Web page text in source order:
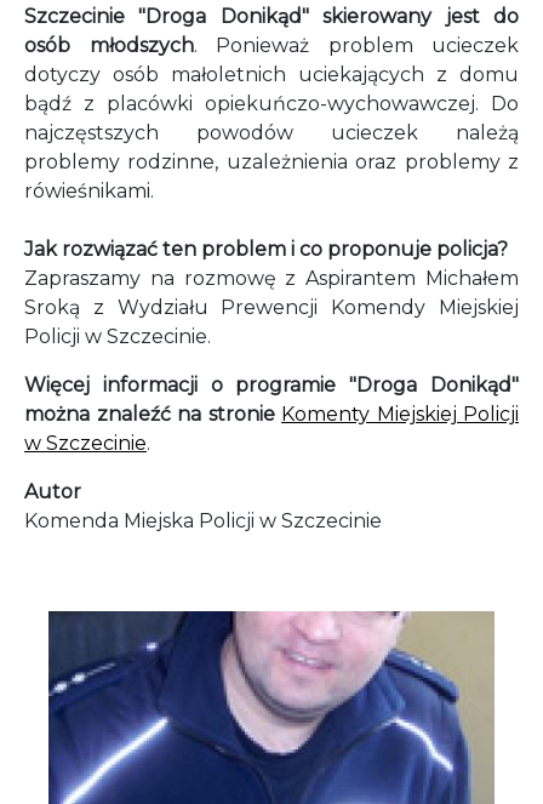
Szczecinie "Droga Donikąd" skierowany jest do
osób młodszych. Ponieważ problem ucieczek
dotyczy osób małoletnich uciekających z domu
bądź z placówki opiekuńczo-wychowawczej. Do
najczęstszych powodów ucieczek należą
problemy rodzinne, uzależnienia oraz problemy z
rówieśnikami.
Jak rozwiązać ten problem i co proponuje policja?
Zapraszamy na rozmowę z Aspirantem Michałem
Sroką z Wydziału Prewencji Komendy Miejskiej
Policji w Szczecinie.
Więcej informacji o programie "Droga Donikąd"
można znaleźć na stronie Komenty Miejskiej Policji
w Szczecinie.
Autor
Komenda Miejska Policji w Szczecinie